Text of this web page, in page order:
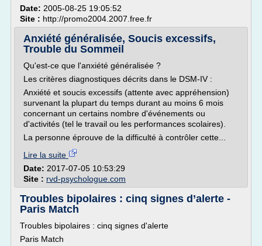
Date: 2005-08-25 19:05:52
Site : http://promo2004.2007.free.fr
Anxiété généralisée, Soucis excessifs,
Trouble du Sommeil
Qu'est-ce que l'anxiété généralisée ?
Les critères diagnostiques décrits dans le DSM-IV :
Anxiété et soucis excessifs (attente avec appréhension)
survenant la plupart du temps durant au moins 6 mois
concernant un certains nombre d'événements ou
d'activités (tel le travail ou les performances scolaires).
La personne éprouve de la difficulté à contrôler cette...
Lire la suite
Date: 2017-07-05 10:53:29
Site : rvd-psychologue.com
Troubles bipolaires : cinq signes d’alerte -
Paris Match
Troubles bipolaires : cinq signes d'alerte
Paris Match